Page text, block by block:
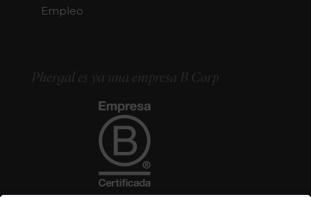
Empleo
Phergal es ya una empresa B Corp